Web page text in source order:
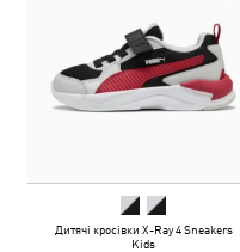
Дитячі кросівки X-Ray 4 Sneakers
Kids